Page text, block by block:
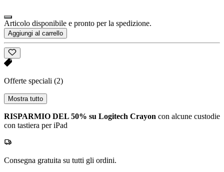
Articolo disponibile e pronto per la spedizione.
Aggiungi al carrello
Offerte speciali (2)
Mostra tutto
RISPARMIO DEL 50% su Logitech Crayon con alcune custodie
con tastiera per iPad
Consegna gratuita su tutti gli ordini.